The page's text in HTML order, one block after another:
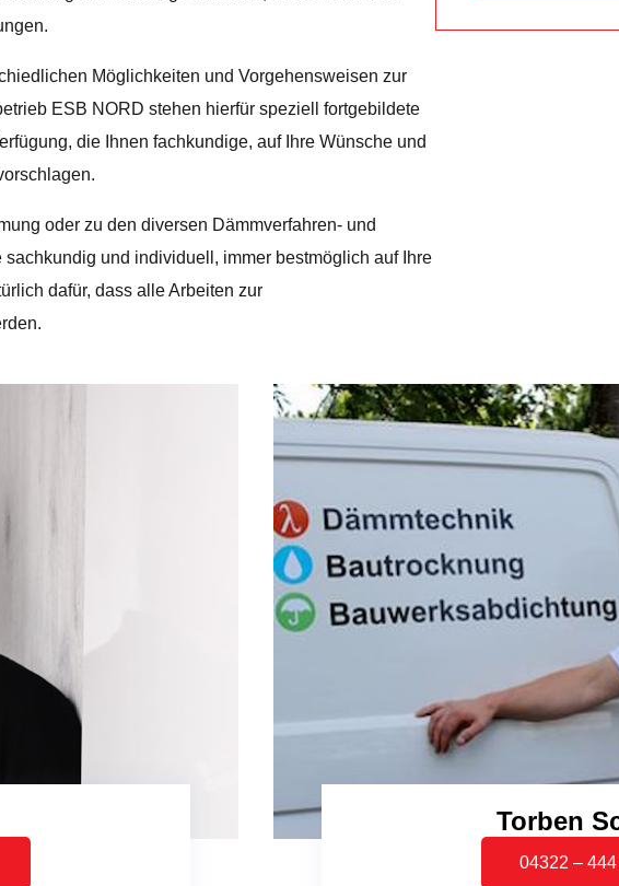
Möglichkeiten und Vorgehensweisen zur
ESB NORD stehen hierfür speziell fortgebildete
die Ihnen fachkundige, auf Ihre Wünsche und
oder zu den diversen Dämmverfahren- und
und individuell, immer bestmöglich auf Ihre
dafür, dass alle Arbeiten zur
Torben
04322 –